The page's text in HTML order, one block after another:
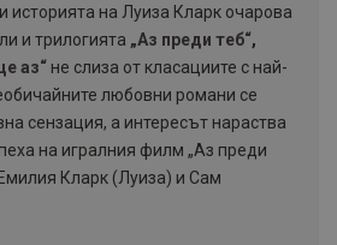
историята на Луиза Кларк очарова
и трилогията „Аз преди теб“,
аз“ не слиза от класациите с най-
любовни романи се
сензация, а интересът нараства
на игралния филм „Аз преди
Кларк (Луиза) и Сам